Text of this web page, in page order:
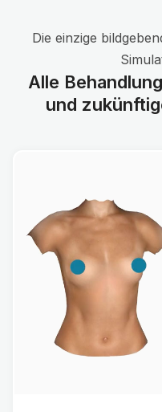
Die einzige
Alle
und